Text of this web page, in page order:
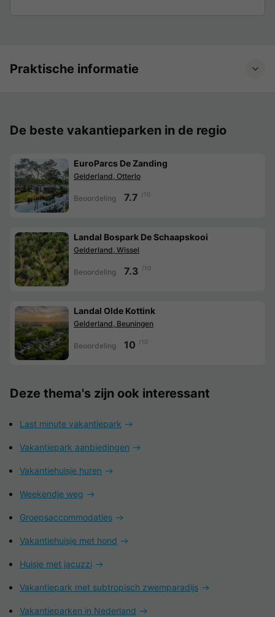
Praktische informatie
De beste vakantieparken in de regio
EuroParcs De Zanding
Gelderland, Otterlo
Beoordeling 7.7 /10
Landal Bospark De Schaapskooi
Gelderland, Wissel
Beoordeling 7.3 /10
Landal Olde Kottink
Gelderland, Beuningen
Beoordeling 10 /10
Deze thema's zijn ook interessant
Last minute vakantiepark
Vakantiepark aanbiedingen
Vakantiehuisje huren
Weekendje weg
Groepsaccommodaties
Vakantiehuisje met hond
Huisje met jacuzzi
Vakantiepark met subtropisch zwemparadijs
Vakantieparken in Nederland